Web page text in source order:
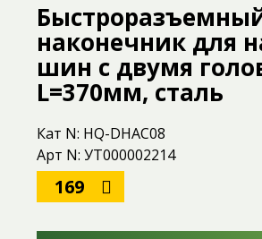
наконечник для
шин с двумя
L=370мм, сталь
Кат N: HQ-DHAC08
Арт N: УТ000002214
169